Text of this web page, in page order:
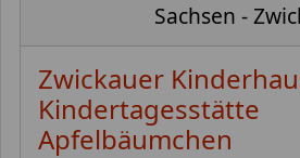
Sachsen -
Zwickauer
Kindertagesstätte
Apfelbäumchen